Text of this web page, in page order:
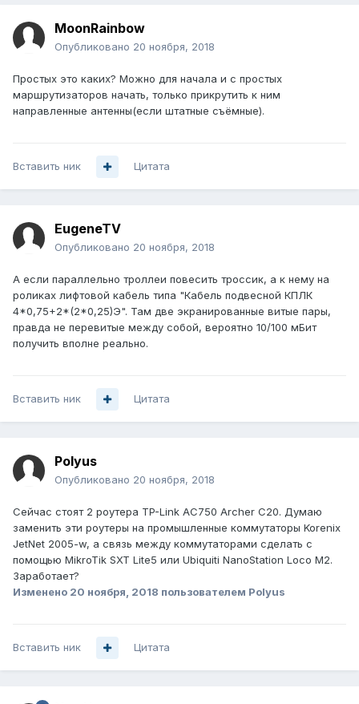
MoonRainbow
Опубликовано 20 ноября, 2018
Простых это каких? Можно для начала и с простых
маршрутизаторов начать, только прикрутить к ним
направленные антенны(если штатные съёмные).
Вставить ник Цитата
EugeneTV
Опубликовано 20 ноября, 2018
А если параллельно троллеи повесить троссик, а к нему на
роликах лифтовой кабель типа "Кабель подвесной КПЛК
4*0,75+2*(2*0,25)Э". Там две экранированные витые пары,
правда не перевитые между собой, вероятно 10/100 мБит
получить вполне реально.
Вставить ник Цитата
Polyus
Опубликовано 20 ноября, 2018
Сейчас стоят 2 роутера TP-Link AC750 Archer С20. Думаю
заменить эти роутеры на промышленные коммутаторы Korenix
JetNet 2005-w, а связь между коммутаторами сделать с
помощью MikroTik SXT Lite5 или Ubiquiti NanoStation Loco M2.
Заработает?
Изменено 20 ноября, 2018 пользователем Polyus
Вставить ник Цитата